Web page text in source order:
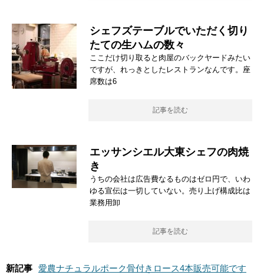
シェフズテーブルでいただく切り
たての生ハムの数々
ここだけ切り取ると肉屋のバックヤードみたい
ですが、れっきとしたレストランなんです。座
席数は6
記事を読む
エッサンシエル大東シェフの肉焼
き
うちの会社は広告費なるものはゼロ円で、いわ
ゆる宣伝は一切していない。売り上げ構成比は
業務用卸
記事を読む
新記事 愛農ナチュラルポーク骨付きロース4本販売可能です